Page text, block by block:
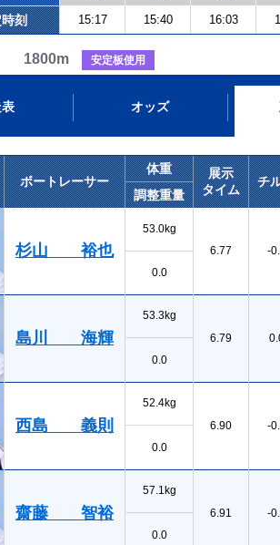
刻 15:17 15:40 16:03
1800m 安定板使用
オッズ
ボートレーサー
体重
展示
タイム
チ
調整重量
杉山 裕也
53.0kg
6.77
-
0.0
島川 海輝
53.3kg
6.79
0.0
西島 義則
52.4kg
6.90
-
0.0
齋藤 智裕
57.1kg
6.91
-
0.0